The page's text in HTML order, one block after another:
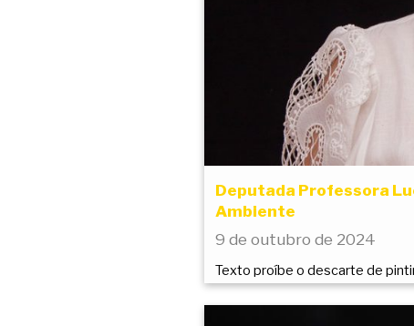
Deputada Professora
Ambiente
9 de outubro de 2024
Texto proíbe o descarte de